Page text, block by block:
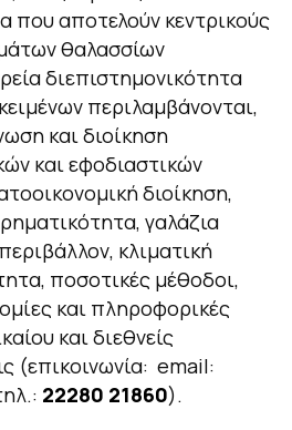
που αποτελούν κεντρικούς
θαλασσίων
διεπιστημονικότητα
περιλαμβάνονται,
και διοίκηση
και εφοδιαστικών
διοίκηση,
γαλάζια
κλιματική
ποσοτικές μέθοδοι,
και πληροφορικές
και διεθνείς
(επικοινωνία: email:
22280 21860).